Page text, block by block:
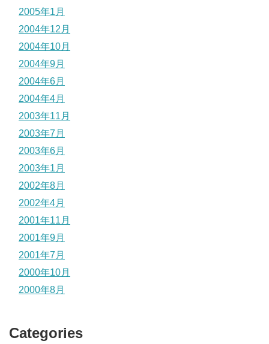
2005年1月
2004年12月
2004年10月
2004年9月
2004年6月
2004年4月
2003年11月
2003年7月
2003年6月
2003年1月
2002年8月
2002年4月
2001年11月
2001年9月
2001年7月
2000年10月
2000年8月
Categories